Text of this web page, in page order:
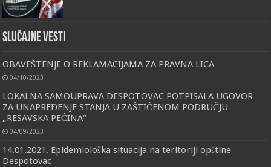
Slučajne vesti
OBAVEŠTENjE O REKLAMACIJAMA ZA PRAVNA LICA
04/10/2023
LOKALNA SAMOUPRAVA DESPOTOVAC POTPISALA UGOVOR
ZA UNAPREĐENJE STANJA U ZAŠTIĆENOM PODRUČJU
„RESAVSKA PEĆINA“
04/09/2023
14.01.2021. Epidemiološka situacija na teritoriji opštine
Despotovac